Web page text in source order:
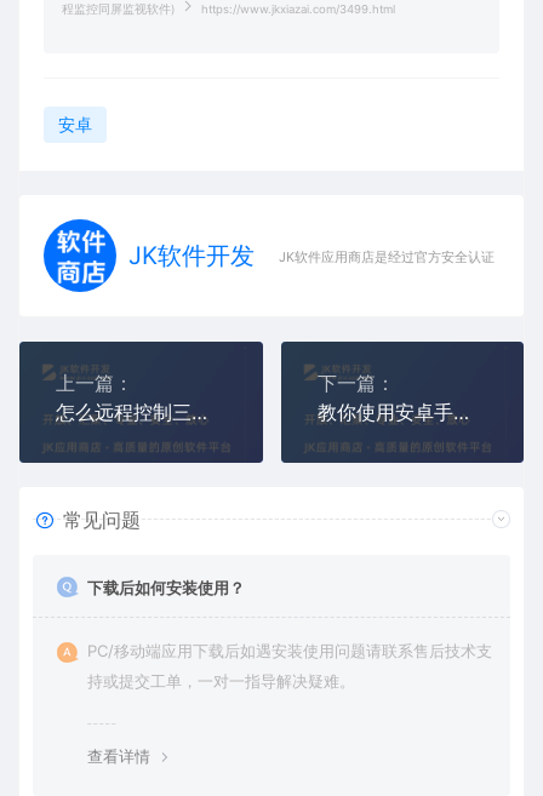
程监控同屏监视软件) https://www.jkxiazai.com/3499.html
安卓
JK软件开发 JK软件应用商店是经过官方安全认证，保障
上一篇：
怎么远程控制三星手机(教你使用软件监控三星手机APP)
下一篇：
教你使用安卓手机系统远程监控APP(怎么远程监视安卓系统手机)
常见问题
下载后如何安装使用？
PC/移动端应用下载后如遇安装使用问题请联系售后技术支
持或提交工单，一对一指导解决疑难。
查看详情